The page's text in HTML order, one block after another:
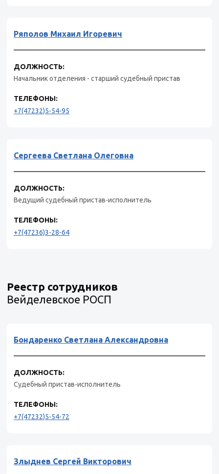
Ряполов Михаил Игоревич
ДОЛЖНОСТЬ:
Начальник отделения - старший судебный пристав
ТЕЛЕФОНЫ:
+7(47232)5-54-95
Сергеева Светлана Олеговна
ДОЛЖНОСТЬ:
Ведущий судебный пристав-исполнитель
ТЕЛЕФОНЫ:
+7(47236)3-28-64
Реестр сотрудников
Вейделевское РОСП
Бондаренко Светлана Александровна
ДОЛЖНОСТЬ:
Судебный пристав-исполнитель
ТЕЛЕФОНЫ:
+7(47232)5-54-72
Злыднев Сергей Викторович